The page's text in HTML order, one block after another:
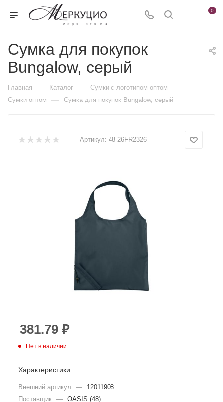
0
Сумка для покупок
Bungalow, серый
Главная — Каталог — Сумки с логотипом оптом —
Сумки оптом — Сумка для покупок Bungalow, серый
Артикул: 48-26FR2326
381.79 ₽
Нет в наличии
Характеристики
Внешний артикул —
12011908
Поставщик — OASIS (48)